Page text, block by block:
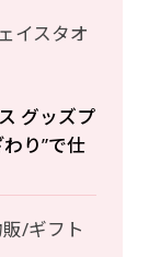
イスタオ
グッズプ
り”で仕
/ギフト